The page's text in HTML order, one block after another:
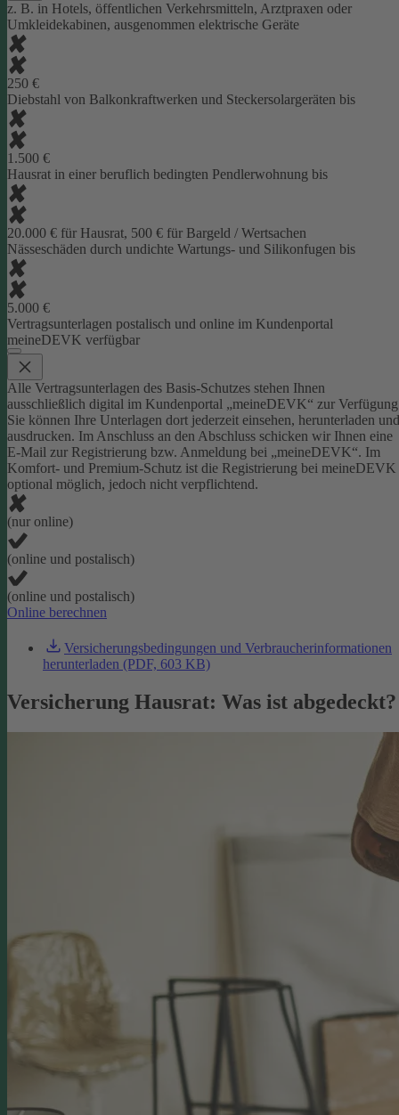
z. B. in Hotels, öffentlichen Verkehrsmitteln, Arztpraxen oder
Umkleidekabinen, ausgenommen elektrische Geräte
250 €
Diebstahl von Balkonkraftwerken und Steckersolargeräten bis
1.500 €
Hausrat in einer beruflich bedingten Pendlerwohnung bis
20.000 € für Hausrat, 500 € für Bargeld / Wertsachen
Nässeschäden durch undichte Wartungs- und Silikonfugen bis
5.000 €
Vertragsunterlagen postalisch und online im Kundenportal
meineDEVK verfügbar
Alle Vertragsunterlagen des Basis-Schutzes stehen Ihnen
ausschließlich digital im Kundenportal „meineDEVK“ zur
Sie können Ihre Unterlagen dort jederzeit einsehen, herunterladen und
ausdrucken. Im Anschluss an den Abschluss schicken wir Ihnen eine
E-Mail zur Registrierung bzw. Anmeldung bei „meineDEVK“. Im
Komfort- und Premium-Schutz ist die Registrierung bei meineDEVK
optional möglich, jedoch nicht verpflichtend.
(nur online)
(online und postalisch)
(online und postalisch)
Online berechnen
Versicherungsbedingungen und Verbraucherinformationen
herunterladen (PDF, 603 KB)
Versicherung Hausrat: Was ist abgedeckt?